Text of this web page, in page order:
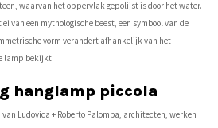
waarvan het oppervlak gepolijst is door het water.
van een mythologische beest, een symbool van de
vorm verandert afhankelijk van het
lamp bekijkt.
hanglamp piccola
Ludovica + Roberto Palomba, architecten, werken